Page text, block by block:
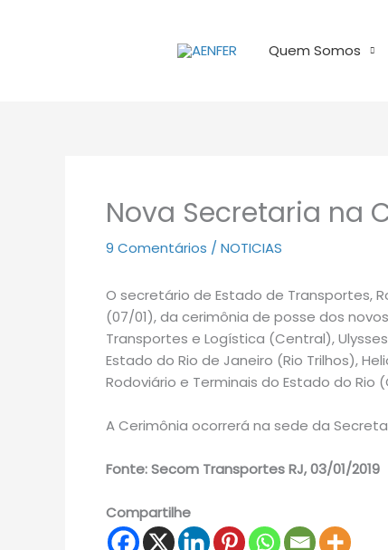
Quem Somos
Nova Secretaria na
9 Comentários / NOTICIAS
O secretário de Estado de Transportes,
(07/01), da cerimônia de posse dos
Transportes e Logística (Central),
Estado do Rio de Janeiro (Rio Trilhos),
Rodoviário e Terminais do Estado do Rio
A Cerimônia ocorrerá na sede da
Fonte: Secom Transportes RJ, 03/01/2019
Compartilhe